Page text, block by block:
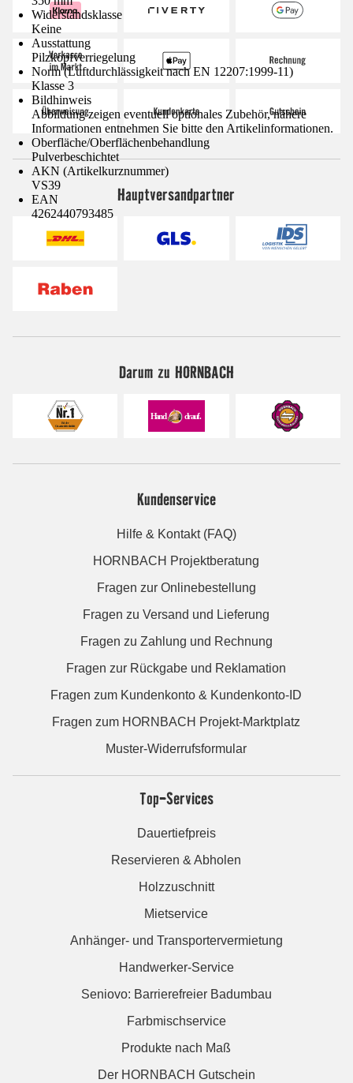
Widerstandsklasse
Keine
Ausstattung
Pilzkopfverriegelung
Norm (Luftdurchlässigkeit nach EN 12207:1999-11)
Klasse 3
Bildhinweis
Abbildung zeigen eventuell optionales Zubehör, nähere
Informationen entnehmen Sie bitte den Artikelinformationen.
Oberfläche/Oberflächenbehandlung
Pulverbeschichtet
AKN (Artikelkurznummer)
VS39
EAN
4262440793485
Hauptversandpartner
Darum zu HORNBACH
Kundenservice
Hilfe & Kontakt (FAQ)
HORNBACH Projektberatung
Fragen zur Onlinebestellung
Fragen zu Versand und Lieferung
Fragen zu Zahlung und Rechnung
Fragen zur Rückgabe und Reklamation
Fragen zum Kundenkonto & Kundenkonto-ID
Fragen zum HORNBACH Projekt-Marktplatz
Muster-Widerrufsformular
Top-Services
Dauertiefpreis
Reservieren & Abholen
Holzzuschnitt
Mietservice
Anhänger- und Transportervermietung
Handwerker-Service
Seniovo: Barrierefreier Badumbau
Farbmischservice
Produkte nach Maß
Der HORNBACH Gutschein